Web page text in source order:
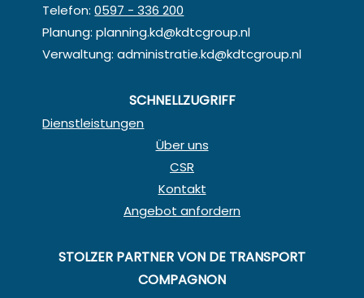
Telefon:0597 - 336 200
Planung:planning.kd@kdtcgroup.nl
Verwaltung:administratie.kd@kdtcgroup.nl
SCHNELLZUGRIFF
Dienstleistungen
Über uns
CSR
Kontakt
Angebot anfordern
STOLZER PARTNER VON DE TRANSPORT
COMPAGNON